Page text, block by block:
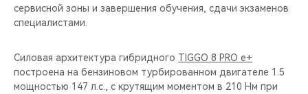
сервисной зоны и завершения обучения, сдачи экзаменов
специалистами.
Силовая архитектура гибридного TIGGO 8 PRO e+
построена на бензиновом турбированном двигателе 1.5
мощностью 147 л.с., с крутящим моментом в 210 Нм при